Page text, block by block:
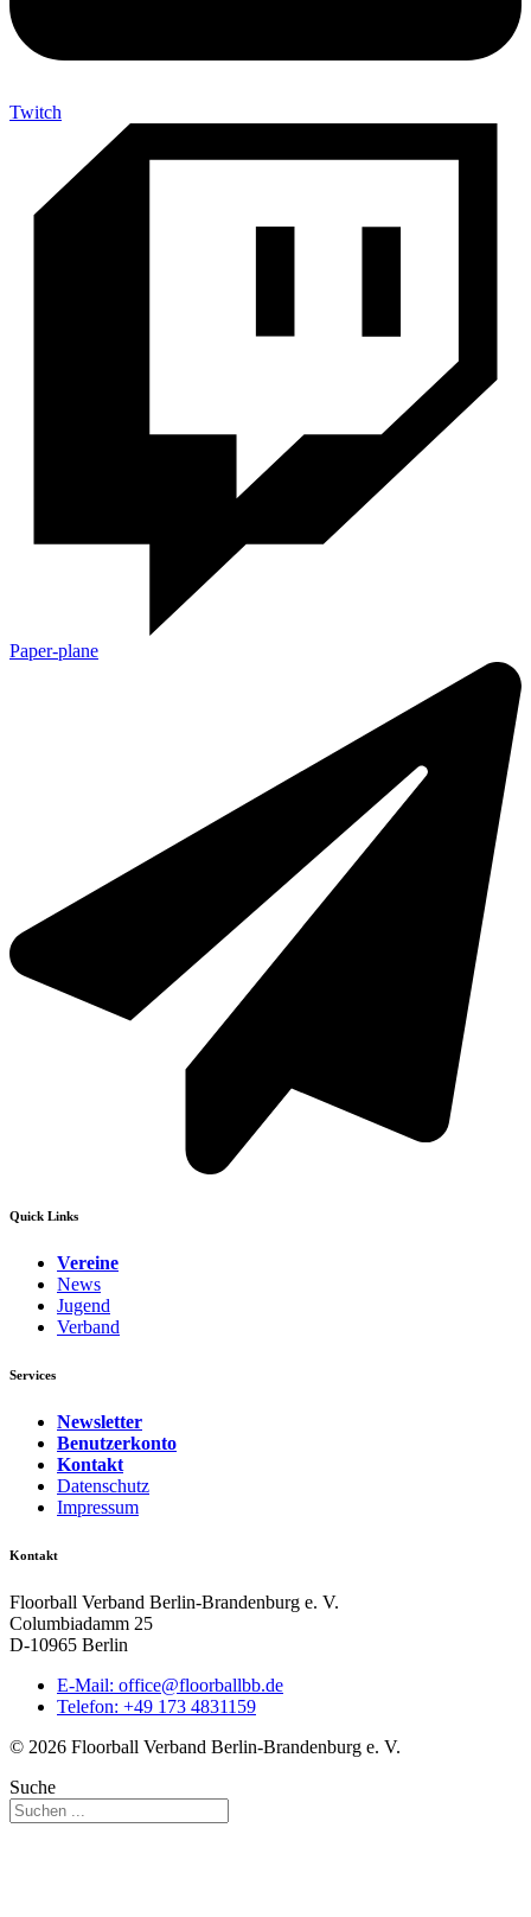
Twitch
Paper-plane
Quick Links
Vereine
News
Jugend
Verband
Services
Newsletter
Benutzerkonto
Kontakt
Datenschutz
Impressum
Kontakt
Floorball Verband Berlin-Brandenburg e. V.
Columbiadamm 25
D-10965 Berlin
E-Mail: ed.bbllabroolf@eciffo
Telefon: +49 173 4831159
© 2026 Floorball Verband Berlin-Brandenburg e. V.
Suche